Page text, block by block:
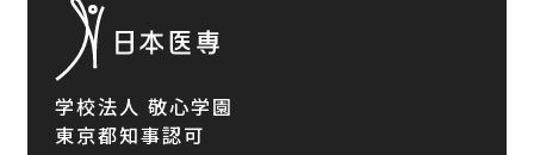
学校法人 敬心学園
東京都知事認可